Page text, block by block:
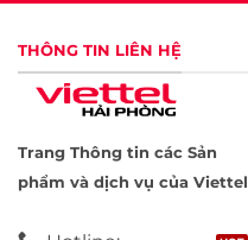
THÔNG TIN LIÊN HỆ
Trang Thông tin các Sản
phẩm và dịch vụ của Viettel